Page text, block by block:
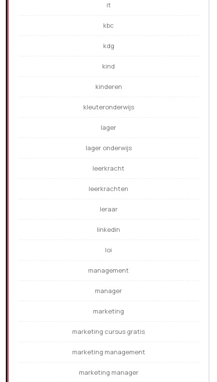
it
kbc
kdg
kind
kinderen
kleuteronderwijs
lager
lager onderwijs
leerkracht
leerkrachten
leraar
linkedin
loi
management
manager
marketing
marketing cursus gratis
marketing management
marketing manager